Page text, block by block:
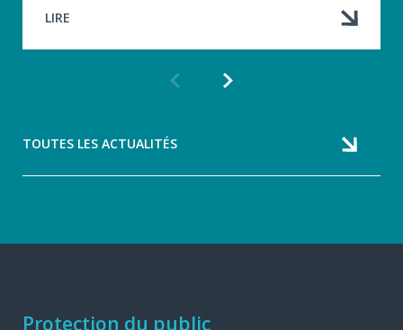
LIRE
TOUTES LES ACTUALITÉS
Protection du public